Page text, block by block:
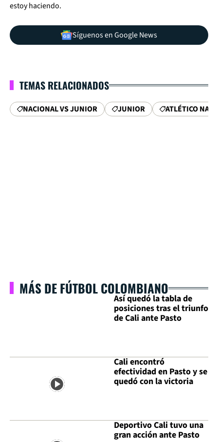
estoy haciendo.
Síguenos en Google News
TEMAS RELACIONADOS
NACIONAL VS JUNIOR JUNIOR ATLÉTICO
MÁS DE FÚTBOL COLOMBIANO
Así quedó la tabla de
posiciones tras el triunfo
de Cali ante Pasto
Cali encontró
efectividad en Pasto y se
quedó con la victoria
Deportivo Cali tuvo una
gran acción ante Pasto